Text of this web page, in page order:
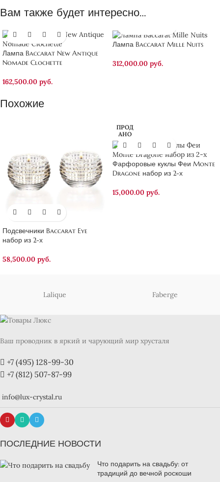
Вам также будет интересно…
Лампа Baccarat New Antique
Nomade Clochette
162,500.00 руб.
Лампа Baccarat Mille Nuits
312,000.00 руб.
Похожие
Подсвечники Baccarat Eye
набор из 2-х
58,500.00 руб.
ПРОД
АНО
Фарфоровые куклы Феи Monte
Dragone набор из 2-х
15,000.00 руб.
Lalique Faberge
Ваш проводник в яркий и чарующий мир хрусталя
+7 (495) 128-99-30
+7 (812) 507-87-99
info@lux-crystal.ru
ПОСЛЕДНИЕ НОВОСТИ
Что подарить на свадьбу: от
традиций до вечной роскоши